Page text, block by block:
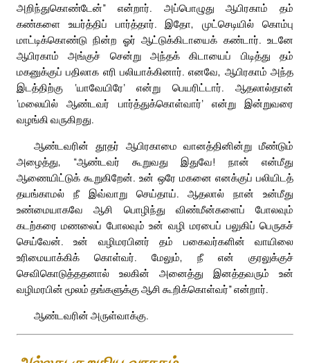
அறிந்துகொண்டேன்” என்றார். அப்பொழுது ஆபிரகாம் தம்
கண்களை உயர்த்திப் பார்த்தார். இதோ, முட்செடியில் கொம்பு
மாட்டிக்கொண்டு நின்ற ஓர் ஆட்டுக்கிடாயைக் கண்டார். உடனே
ஆபிரகாம் அங்குச் சென்று அந்தக் கிடாயைப் பிடித்து தம்
மகனுக்குப் பதிலாக எரி பலியாக்கினார். எனவே, ஆபிரகாம் அந்த
இடத்திற்கு ‘யாவேயிரே’ என்று பெயரிட்டார். ஆதலால்தான்
‘மலையில் ஆண்டவர் பார்த்துக்கொள்வார்’ என்று இன்றுவரை
வழங்கி வருகிறது.
ஆண்டவரின் தூதர் ஆபிரகாமை வானத்தினின்று மீண்டும்
அழைத்து, “ஆண்டவர் கூறுவது இதுவே! நான் என்மீது
ஆணையிட்டுக் கூறுகிறேன். உன் ஒரே மகனை எனக்குப் பலியிடத்
தயங்காமல் நீ இவ்வாறு செய்தாய். ஆதலால் நான் உன்மீது
உண்மையாகவே ஆசி பொழிந்து விண்மீன்களைப் போலவும்
கடற்கரை மணலைப் போலவும் உன் வழி மரபைப் பலுகிப் பெருகச்
செய்வேன். உன் வழிமரபினர் தம் பகைவர்களின் வாயிலை
உரிமையாக்கிக் கொள்வர். மேலும், நீ என் குரலுக்குச்
செவிகொடுத்ததனால் உலகின் அனைத்து இனத்தவரும் உன்
வழிமரபின் மூலம் தங்களுக்கு ஆசி கூறிக்கொள்வர்” என்றார்.
ஆண்டவரின் அருள்வாக்கு.